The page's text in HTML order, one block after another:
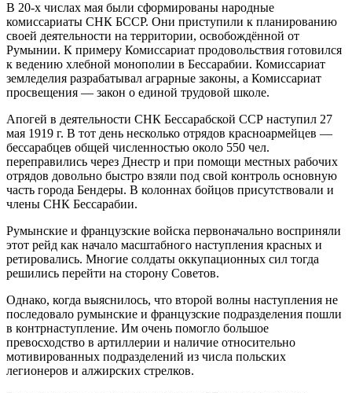
В 20-х числах мая были сформированы народные
комиссариаты СНК БССР. Они приступили к планированию
своей деятельности на территории, освобождённой от
Румынии. К примеру Комиссариат продовольствия готовился
к ведению хлебной монополии в Бессарабии. Комиссариат
земледелия разрабатывал аграрные законы, а Комиссариат
просвещения — закон о единой трудовой школе.
Апогей в деятельности СНК Бессарабской ССР наступил 27
мая 1919 г. В тот день несколько отрядов красноармейцев —
бессарабцев общей численностью около 550 чел.
переправились через Днестр и при помощи местных рабочих
отрядов довольно быстро взяли под свой контроль основную
часть города Бендеры. В колоннах бойцов присутствовали и
члены СНК Бессарабии.
Румынские и французские войска первоначально восприняли
этот рейд как начало масштабного наступления красных и
ретировались. Многие солдаты оккупационных сил тогда
решились перейти на сторону Советов.
Однако, когда выяснилось, что второй волны наступления не
последовало румынские и французские подразделения пошли
в контрнаступление. Им очень помогло большое
превосходство в артиллерии и наличие относительно
мотивированных подразделений из числа польских
легионеров и алжирских стрелков.